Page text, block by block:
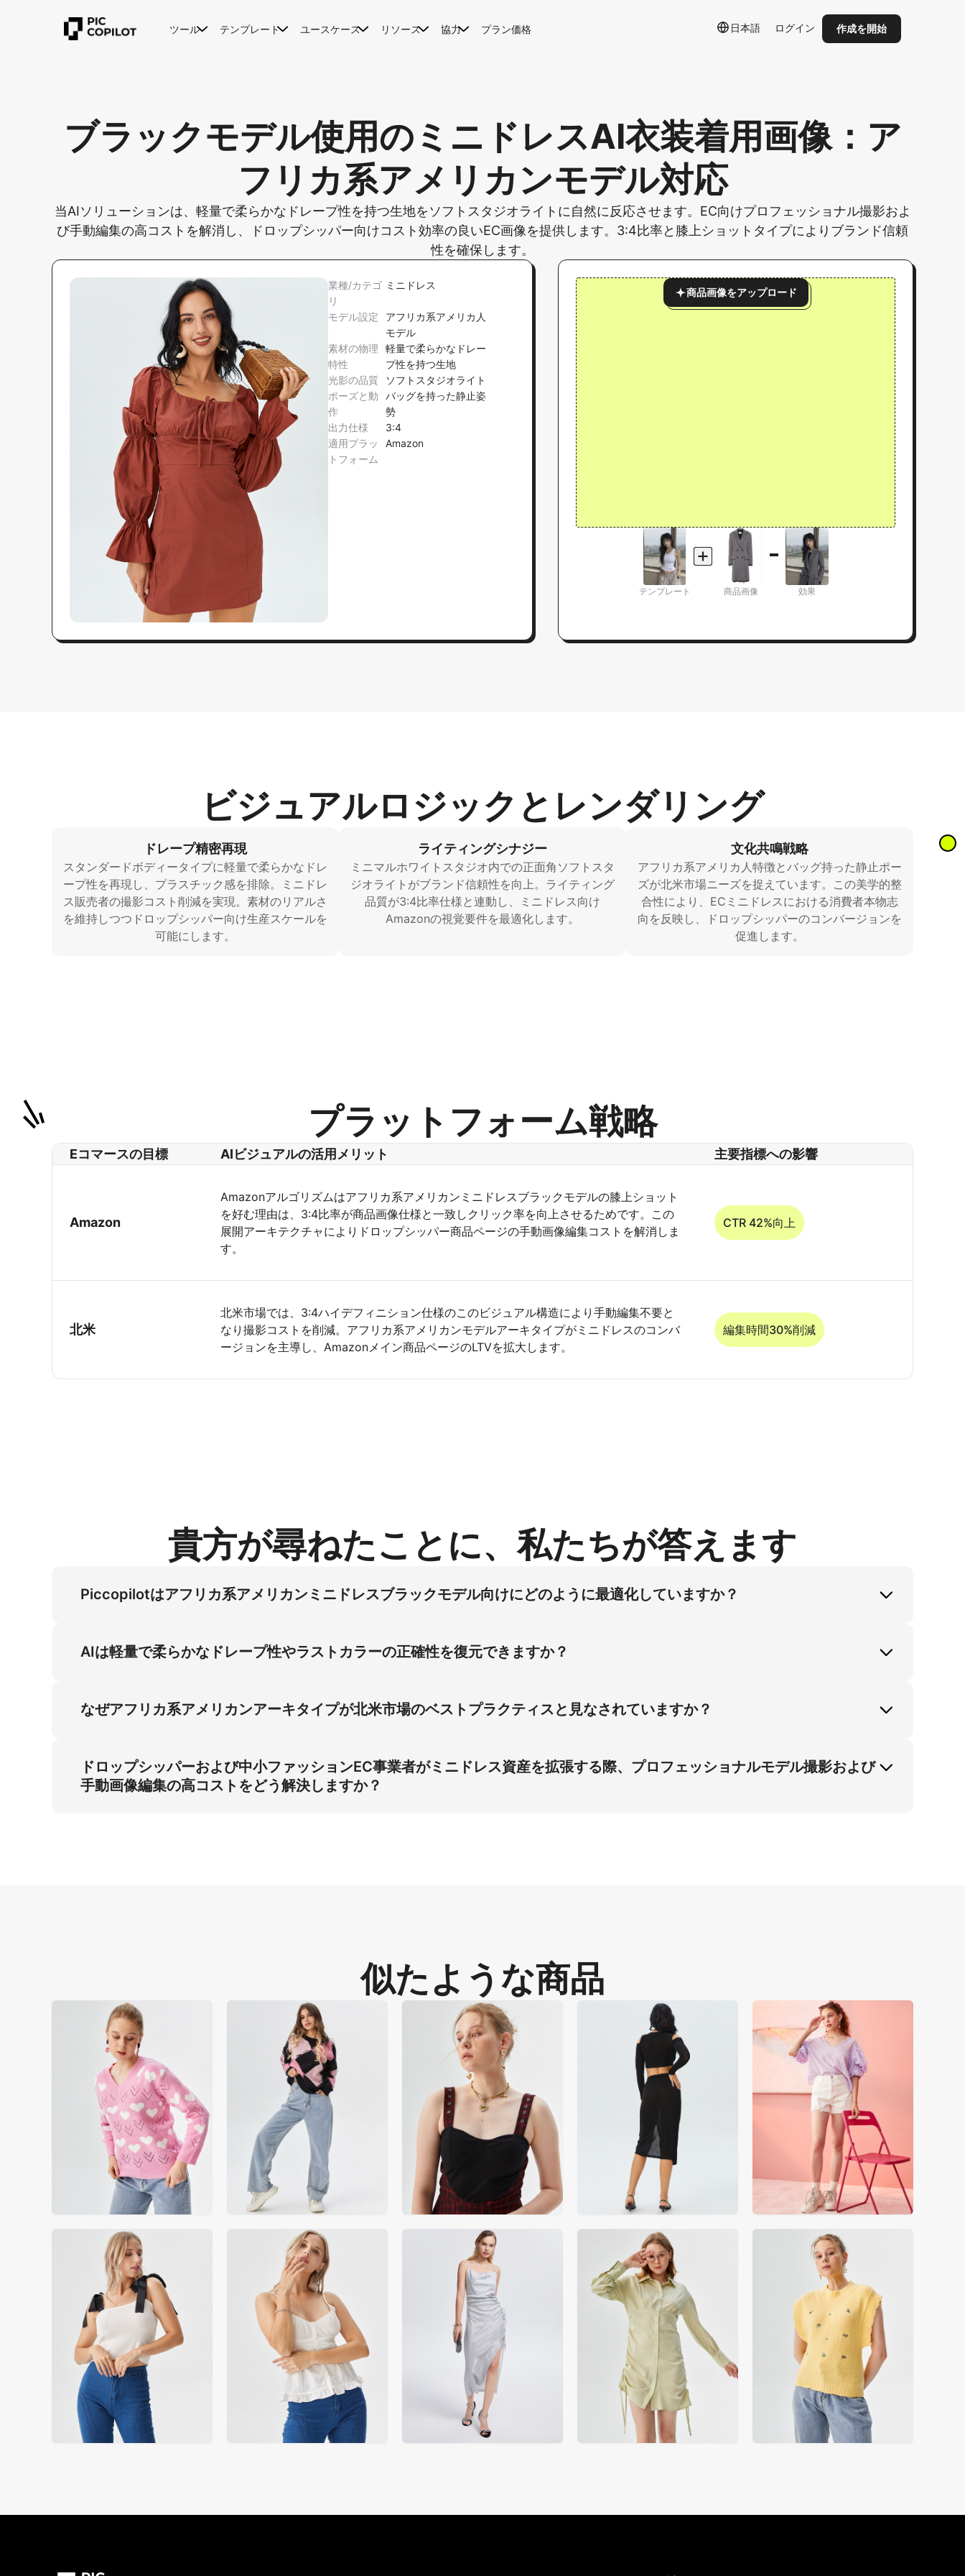
ツール テンプレート ユースケース リソース 協力 プラン価格 日本語 ログイン 作成を開始
ブラックモデル使用のミニドレスAI衣装着用画像：ア
フリカ系アメリカンモデル対応
当AIソリューションは、軽量で柔らかなドレープ性を持つ生地をソフトスタジオライトに自然に反応させます。EC向けプロフェッショナル撮影およ
び手動編集の高コストを解消し、ドロップシッパー向けコスト効率の良いEC画像を提供します。3:4比率と膝上ショットタイプによりブランド信頼
性を確保します。
業種/カテゴ
リ
ミニドレス
モデル設定
アフリカ系アメリカ人
モデル
素材の物理
特性
軽量で柔らかなドレー
プ性を持つ生地
光影の品質
ソフトスタジオライト
ポーズと動
作
バッグを持った静止姿
勢
出力仕様
3:4
適用プラッ
トフォーム
Amazon
商品画像をアップロード
テンプレート 商品画像 効果
ビジュアルロジックとレンダリング
ドレープ精密再現
スタンダードボディータイプに軽量で柔らかなドレ
ープ性を再現し、プラスチック感を排除。ミニドレ
ス販売者の撮影コスト削減を実現。素材のリアルさ
を維持しつつドロップシッパー向け生産スケールを
可能にします。
ライティングシナジー
ミニマルホワイトスタジオ内での正面角ソフトスタ
ジオライトがブランド信頼性を向上。ライティング
品質が3:4比率仕様と連動し、ミニドレス向け
Amazonの視覚要件を最適化します。
文化共鳴戦略
アフリカ系アメリカ人特徴とバッグ持った静止ポー
ズが北米市場ニーズを捉えています。この美学的整
合性により、ECミニドレスにおける消費者本物志
向を反映し、ドロップシッパーのコンバージョンを
促進します。
プラットフォーム戦略
Eコマースの目標 AIビジュアルの活用メリット 主要指標への影響
Amazon
Amazonアルゴリズムはアフリカ系アメリカンミニドレスブラックモデルの膝上ショット
を好む理由は、3:4比率が商品画像仕様と一致しクリック率を向上させるためです。この
展開アーキテクチャによりドロップシッパー商品ページの手動画像編集コストを解消しま
す。
CTR 42%向上
北米
北米市場では、3:4ハイデフィニション仕様のこのビジュアル構造により手動編集不要と
なり撮影コストを削減。アフリカ系アメリカンモデルアーキタイプがミニドレスのコンバ
ージョンを主導し、Amazonメイン商品ページのLTVを拡大します。
編集時間30%削減
貴方が尋ねたことに、私たちが答えます
Piccopilotはアフリカ系アメリカンミニドレスブラックモデル向けにどのように最適化していますか？
ライトを活用して手動編集コストを解消し、ミニドレス商品ページでCTRを42％向上させます。
AIは軽量で柔らかなドレープ性やラストカラーの正確性を復元できますか？
イトと同期させ、プラスチック感を排除し、ECミニドレス向け撮影コストを解消します。
なぜアフリカ系アメリカンアーキタイプが北米市場のベストプラクティスと見なされていますか？
イトスタジオでの本物志向ポーズを通じてドロップシッパーのLTVを拡大します。
ドロップシッパーおよび中小ファッションEC事業者がミニドレス資産を拡張する際、プロフェッショナルモデル撮影および
手動画像編集の高コストをどう解決しますか？
似たような商品